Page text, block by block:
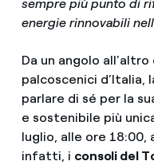
sempre più punto di
energie rinnovabili
Da un angolo
palcoscenici
parlare di sé per la
e sostenibile più
luglio, alle ore 18:00,
infatti, i consoli del